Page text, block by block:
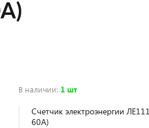
В наличии: 1 шт
Счетчик электроэнергии
60А)